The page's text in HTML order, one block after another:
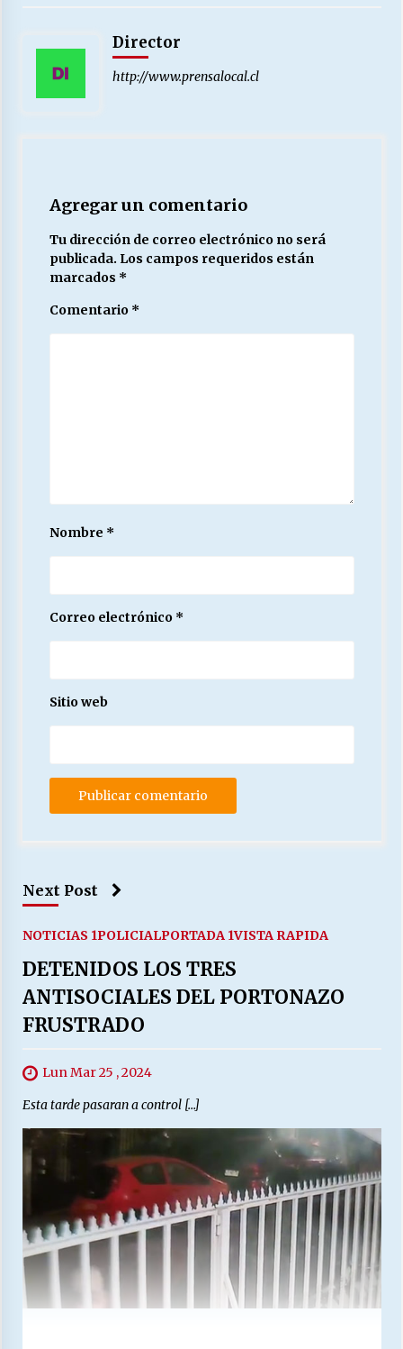
Director
http://www.prensalocal.cl
Agregar un comentario
Tu dirección de correo electrónico no será
publicada. Los campos requeridos están
marcados *
Comentario *
Nombre *
Correo electrónico *
Sitio web
Next Post
NOTICIAS 1POLICIALPORTADA 1VISTA RAPIDA
DETENIDOS LOS TRES
ANTISOCIALES DEL PORTONAZO
FRUSTRADO
Lun Mar 25 , 2024
Esta tarde pasaran a control […]